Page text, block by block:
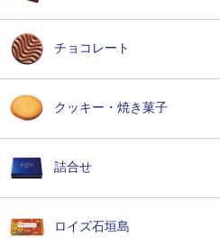
チョコレート
クッキー・焼き菓子
詰合せ
ロイズ石垣島